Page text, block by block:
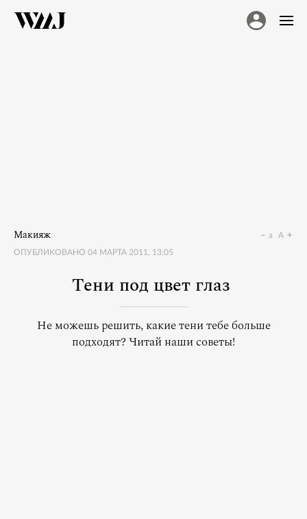
Макияж
ОПУБЛИКОВАНО 04 МАРТА 2011, 13:05
a A
Тени под цвет глаз
Не можешь решить, какие тени тебе больше
подходят? Читай наши советы!